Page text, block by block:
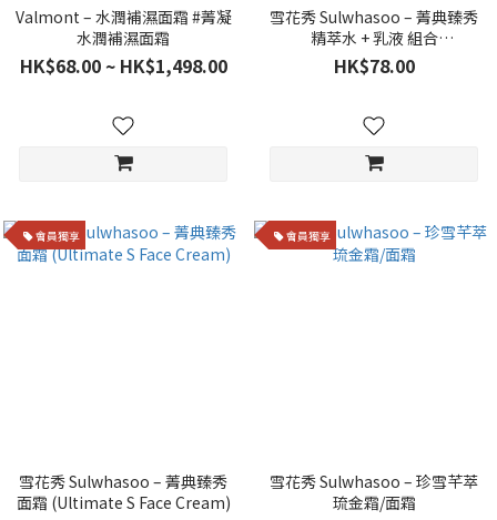
Valmont – 水潤補濕面霜 #菁凝
水潤補濕面霜
HK$68.00 ~ HK$1,498.00
雪花秀 Sulwhasoo – 菁典臻秀
精萃水 + 乳液 組合
(25ml+25ml) (各1支)
HK$78.00
會員獨享
雪花秀 Sulwhasoo – 菁典臻秀
面霜 (Ultimate S Face Cream)
會員獨享
雪花秀 Sulwhasoo – 珍雪芊萃
琉金霜/面霜